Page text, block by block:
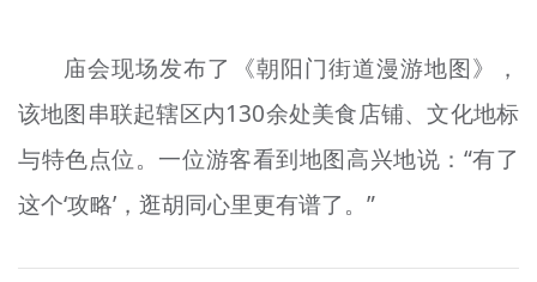
庙会现场发布了《朝阳门街道漫游地图》，
该地图串联起辖区内130余处美食店铺、文化地标
与特色点位。一位游客看到地图高兴地说：“有了
这个‘攻略’，逛胡同心里更有谱了。”